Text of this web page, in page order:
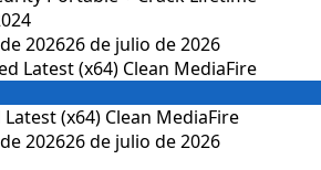
202626 de julio de 2026
(x64) Clean MediaFire
202626 de julio de 2026